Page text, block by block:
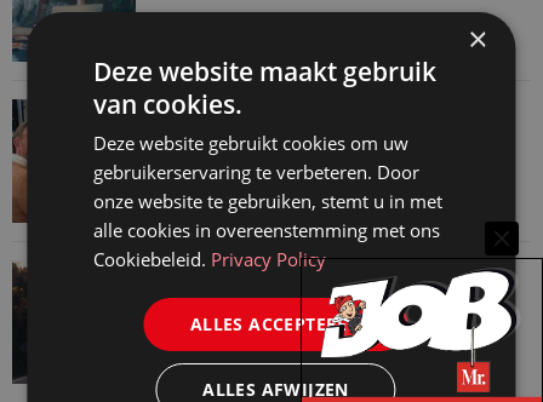
7 augustus 2026
VAN ONZE KENNISPARTNERS
Martin Woodward: waarom geen enkel
advocatenkantoor hetzelfde kan blijven
4 augustus 2026
VAN ONZE KENNISPARTNERS
Waarom standaard carrièrepaden talent
kosten
31 juli 2026
×
Deze website maakt gebruik
van cookies.
Deze website gebruikt cookies om uw
gebruikerservaring te verbeteren. Door
onze website te gebruiken, stemt u in met
alle cookies in overeenstemming met ons
Cookiebeleid. Privacy Policy
ALLES ACCEPTEREN
ALLES AFWIJZEN